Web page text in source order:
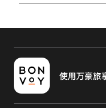
使用万豪旅